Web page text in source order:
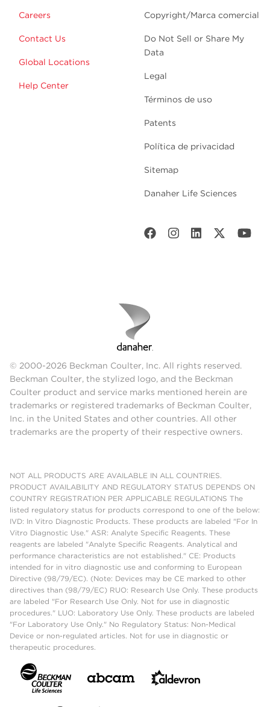
Careers
Contact Us
Global Locations
Help Center
Copyright/Marca comercial
Do Not Sell or Share My
Data
Legal
Términos de uso
Patents
Política de privacidad
Sitemap
Danaher Life Sciences
© 2000-2026 Beckman Coulter, Inc. All rights reserved.
Beckman Coulter, the stylized logo, and the Beckman
Coulter product and service marks mentioned herein are
trademarks or registered trademarks of Beckman Coulter,
Inc. in the United States and other countries. All other
trademarks are the property of their respective owners.
NOT ALL PRODUCTS ARE AVAILABLE IN ALL COUNTRIES.
PRODUCT AVAILABILITY AND REGULATORY STATUS DEPENDS ON
COUNTRY REGISTRATION PER APPLICABLE REGULATIONS The
listed regulatory status for products correspond to one of the below:
IVD: In Vitro Diagnostic Products. These products are labeled "For In
Vitro Diagnostic Use." ASR: Analyte Specific Reagents. These
reagents are labeled "Analyte Specific Reagents. Analytical and
performance characteristics are not established." CE: Products
intended for in vitro diagnostic use and conforming to European
Directive (98/79/EC). (Note: Devices may be CE marked to other
directives than (98/79/EC) RUO: Research Use Only. These products
are labeled "For Research Use Only. Not for use in diagnostic
procedures." LUO: Laboratory Use Only. These products are labeled
"For Laboratory Use Only." No Regulatory Status: Non-Medical
Device or non-regulated articles. Not for use in diagnostic or
therapeutic procedures.